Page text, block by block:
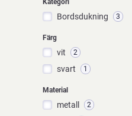
Kategori
Bordsdukning 3
Färg
vit 2
svart 1
Material
metall 2